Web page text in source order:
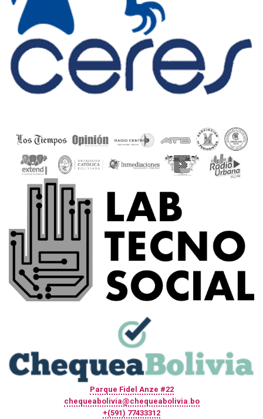
Parque Fidel Anze #22
chequeabolivia@chequeabolivia.bo
+(591) 77433312